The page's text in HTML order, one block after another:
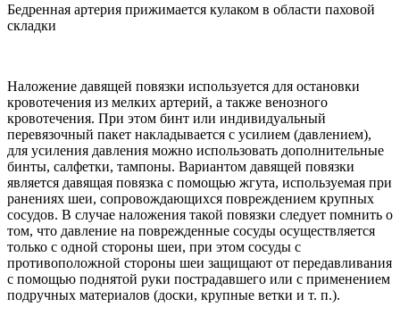
Бедренная артерия прижимается кулаком в области паховой
складки
Наложение давящей повязки используется для остановки
кровотечения из мелких артерий, а также венозного
кровотечения. При этом бинт или индивидуальный
перевязочный пакет накладывается с усилием (давлением),
для усиления давления можно использовать дополнительные
бинты, салфетки, тампоны. Вариантом давящей повязки
является давящая повязка с помощью жгута, используемая при
ранениях шеи, сопровождающихся повреждением крупных
сосудов. В случае наложения такой повязки следует помнить о
том, что давление на поврежденные сосуды осуществляется
только с одной стороны шеи, при этом сосуды с
противоположной стороны шеи защищают от передавливания
с помощью поднятой руки пострадавшего или с применением
подручных материалов (доски, крупные ветки и т. п.).